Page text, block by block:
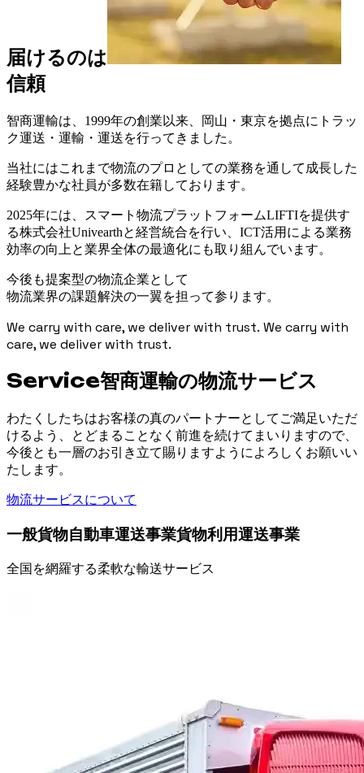
届けるのは
信頼
智商運輸は、1999年の創業以来、岡山・東京を拠点にトラッ
ク運送・運輸・運送を行ってきました。
当社にはこれまで物流のプロとしての業務を通して成長した
経験豊かな社員が多数在籍しております。
2025年には、スマート物流プラットフォームLIFTIを提供す
る株式会社Univearthと経営統合を行い、ICT活用による業務
効率の向上と業界全体の最適化にも取り組んでいます。
今後も提案型の物流企業として
物流業界の課題解決の一翼を担って参ります。
We carry with care, we deliver with trust. We carry with
care, we deliver with trust.
Service智商運輸の物流サービス
わたくしたちはお客様の真のパートナーとしてご満足いただ
けるよう、とどまることなく前進を続けてまいりますので、
今後とも一層のお引き立て賜りますようによろしくお願いい
たします。
物流サービスについて
一般貨物自動車運送事業貨物利用運送事業
全国を網羅する柔軟な輸送サービス